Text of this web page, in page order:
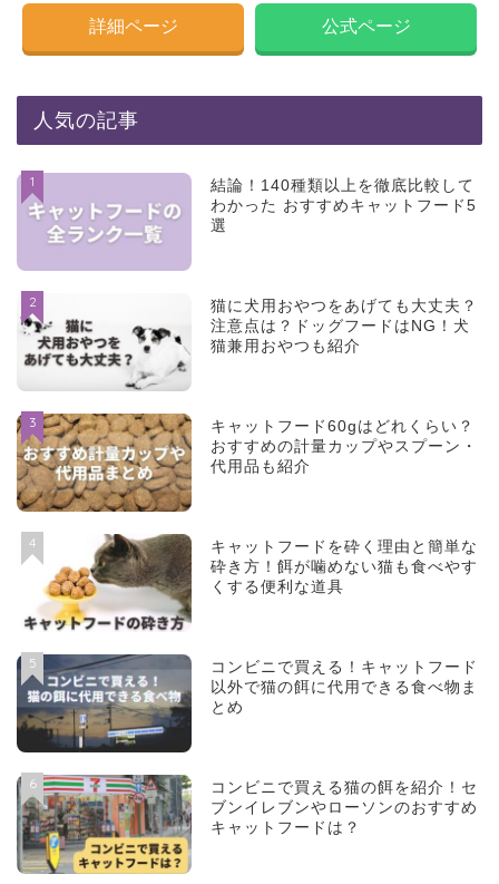
詳細ページ 公式ページ
人気の記事
1
結論！140種類以上を徹底比較して
わかった おすすめキャットフード5
選
2
猫に犬用おやつをあげても大丈夫？
注意点は？ドッグフードはNG！犬
猫兼用おやつも紹介
3
キャットフード60gはどれくらい？
おすすめの計量カップやスプーン・
代用品も紹介
4
キャットフードを砕く理由と簡単な
砕き方！餌が噛めない猫も食べやす
くする便利な道具
5
コンビニで買える！キャットフード
以外で猫の餌に代用できる食べ物ま
とめ
6
コンビニで買える猫の餌を紹介！セ
ブンイレブンやローソンのおすすめ
キャットフードは？